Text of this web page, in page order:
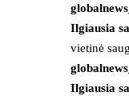
Ilgiausia
vietinė
Ilgiausia